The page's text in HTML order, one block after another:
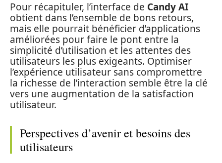
Pour récapituler, l’interface de Candy AI
obtient dans l’ensemble de bons retours,
mais elle pourrait bénéficier d’applications
améliorées pour faire le pont entre la
simplicité d’utilisation et les attentes des
utilisateurs les plus exigeants. Optimiser
l’expérience utilisateur sans compromettre
la richesse de l’interaction semble être la clé
vers une augmentation de la satisfaction
utilisateur.
Perspectives d’avenir et besoins des
utilisateurs